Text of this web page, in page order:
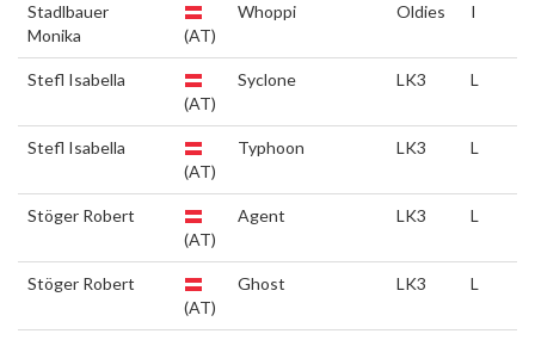
Stadlbauer
Monika
(AT)
Whoppi Oldies I
Stefl Isabella
(AT)
Syclone LK3 L
Stefl Isabella
(AT)
Typhoon LK3 L
Stöger Robert
(AT)
Agent LK3 L
Stöger Robert
(AT)
Ghost LK3 L